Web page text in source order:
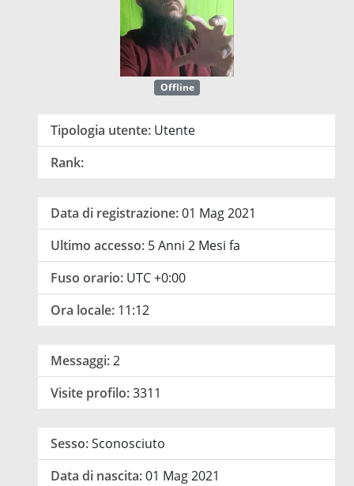
Offline
Tipologia utente: Utente
Rank:
Data di registrazione:01 Mag 2021
Ultimo accesso: 5 Anni 2 Mesi fa
Fuso orario: UTC +0:00
Ora locale: 11:12
Messaggi:2
Visite profilo:3311
Sesso:Sconosciuto
Data di nascita:01 Mag 2021